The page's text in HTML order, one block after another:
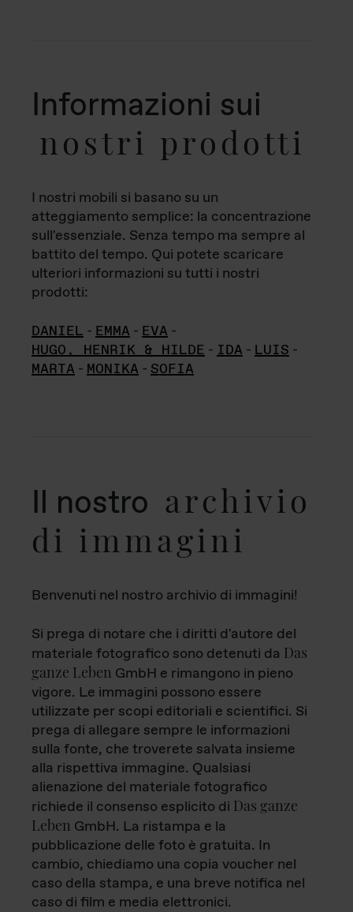
Informazioni sui
nostri prodotti
I nostri mobili si basano su un
atteggiamento semplice: la concentrazione
sull'essenziale. Senza tempo ma sempre al
battito del tempo. Qui potete scaricare
ulteriori informazioni su tutti i nostri
prodotti:
DANIEL - EMMA - EVA -
HUGO, HENRIK & HILDE - IDA - LUIS -
MARTA - MONIKA - SOFIA
Il nostro archivio
di immagini
Benvenuti nel nostro archivio di immagini!
Si prega di notare che i diritti d'autore del
materiale fotografico sono detenuti da Das
ganze Leben GmbH e rimangono in pieno
vigore. Le immagini possono essere
utilizzate per scopi editoriali e scientifici. Si
prega di allegare sempre le informazioni
sulla fonte, che troverete salvata insieme
alla rispettiva immagine. Qualsiasi
alienazione del materiale fotografico
richiede il consenso esplicito di Das ganze
Leben GmbH. La ristampa e la
pubblicazione delle foto è gratuita. In
cambio, chiediamo una copia voucher nel
caso della stampa, e una breve notifica nel
caso di film e media elettronici.